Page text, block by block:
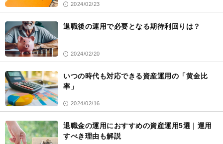
2024/02/23
退職後の運用で必要となる期待利回りは？
2024/02/20
いつの時代も対応できる資産運用の「黄金比
率」
2024/02/16
退職金の運用におすすめの資産運用5選｜運用
すべき理由も解説